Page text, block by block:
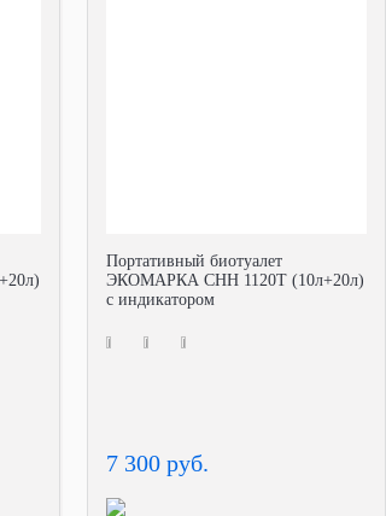
Портативный биотуалет
ЭКОМАРКА СНН 1120Т (10л+20л)
с индикатором
7 300 руб.